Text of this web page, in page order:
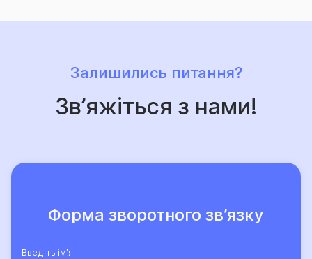
Залишились питання?
Зв’яжіться з нами!
Форма зворотного зв’язку
Введіть ім’я